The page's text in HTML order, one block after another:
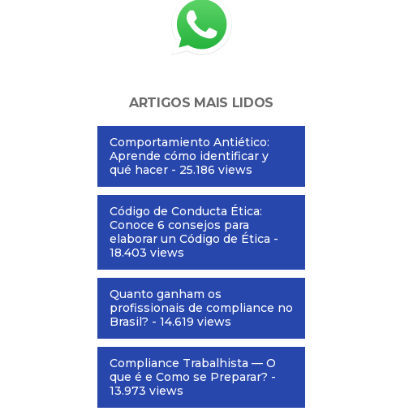
ARTIGOS MAIS LIDOS
Comportamiento Antiético:
Aprende cómo identificar y
qué hacer - 25.186 views
Código de Conducta Ética:
Conoce 6 consejos para
elaborar un Código de Ética -
18.403 views
Quanto ganham os
profissionais de compliance no
Brasil? - 14.619 views
Compliance Trabalhista — O
que é e Como se Preparar? -
13.973 views